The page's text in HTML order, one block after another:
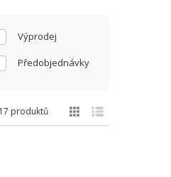
Výprodej
Předobjednávky
17 produktů